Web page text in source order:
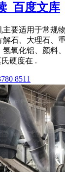
_百度文库
主要适用于常规
解石、大理石、
氢氧化铝、颜料
硬度在 .
8511